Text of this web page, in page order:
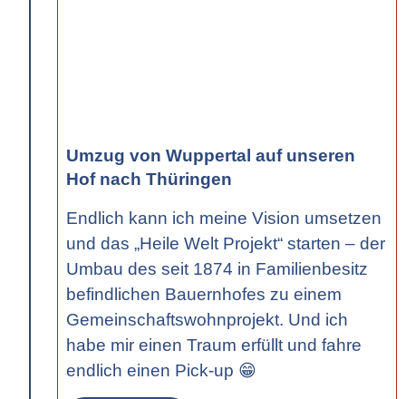
Umzug von Wuppertal auf unseren
Hof nach Thüringen
Endlich kann ich meine Vision umsetzen
und das „Heile Welt Projekt“ starten – der
Umbau des seit 1874 in Familienbesitz
befindlichen Bauernhofes zu einem
Gemeinschaftswohnprojekt. Und ich
habe mir einen Traum erfüllt und fahre
endlich einen Pick-up 😁